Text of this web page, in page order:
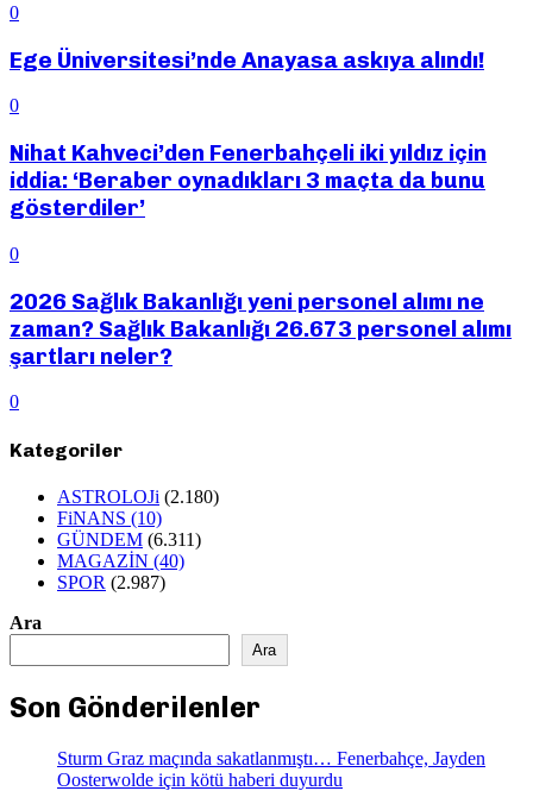
0
Ege Üniversitesi’nde Anayasa askıya alındı!
0
Nihat Kahveci’den Fenerbahçeli iki yıldız için
iddia: ‘Beraber oynadıkları 3 maçta da bunu
gösterdiler’
0
2026 Sağlık Bakanlığı yeni personel alımı ne
zaman? Sağlık Bakanlığı 26.673 personel alımı
şartları neler?
0
Kategoriler
ASTROLOJi (2.180)
FiNANS (10)
GÜNDEM (6.311)
MAGAZİN (40)
SPOR (2.987)
Ara
Ara
Son Gönderilenler
Sturm Graz maçında sakatlanmıştı… Fenerbahçe, Jayden
Oosterwolde için kötü haberi duyurdu